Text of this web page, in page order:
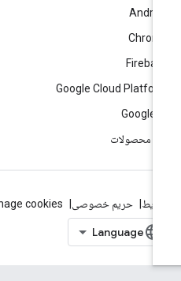
Google Cloud
Google
محصولات
حریم خصوصی Manage cookies